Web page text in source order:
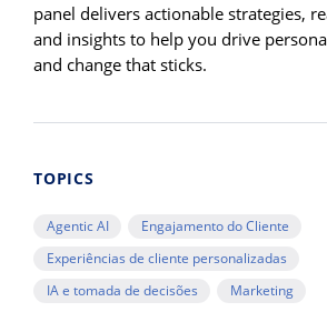
panel delivers actionable strategies,
and insights to help you drive
and change that sticks.
TOPICS
Agentic AI
Engajamento do Cliente
Experiências de cliente personalizadas
IA e tomada de decisões
Marketing